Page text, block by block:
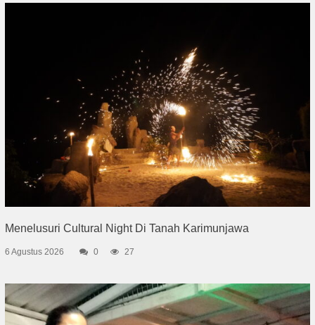
Menelusuri Cultural Night Di Tanah Karimunjawa
6 Agustus 2026 0 27